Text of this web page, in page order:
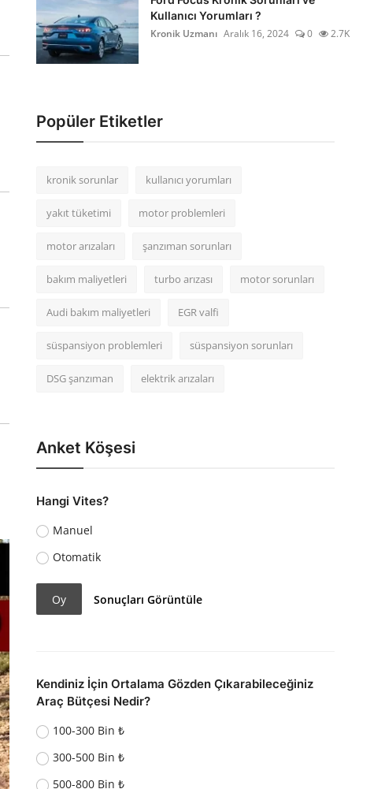
Kullanıcı Yorumları ?
Kronik Uzmanı Aralık 16, 2024 0 2.7K
Popüler Etiketler
kronik sorunlar kullanıcı yorumları
yakıt tüketimi motor problemleri
motor arızaları şanzıman sorunları
bakım maliyetleri turbo arızası motor sorunları
Audi bakım maliyetleri EGR valfi
süspansiyon problemleri süspansiyon sorunları
DSG şanzıman elektrik arızaları
Anket Köşesi
Hangi Vites?
Manuel
Otomatik
Oy Sonuçları Görüntüle
Kendiniz İçin Ortalama Gözden Çıkarabileceğiniz
Araç Bütçesi Nedir?
100-300 Bin ₺
300-500 Bin ₺
500-800 Bin ₺